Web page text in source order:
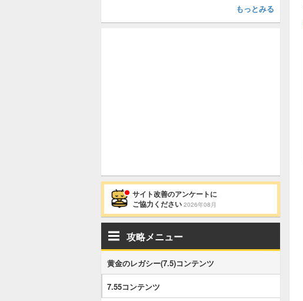
もっとみる
サイト改善のアンケートに
ご協力ください 2026年08月
攻略メニュー
黄金のレガシー(7.5)コンテンツ
7.55コンテンツ